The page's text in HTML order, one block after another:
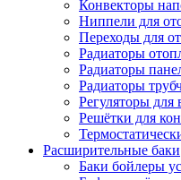
Конвекторы
Ниппели для
Переходы для
Радиаторы
Радиаторы
Радиаторы
Регуляторы для
Решётки для
Расширительные баки
Баки бойлеры